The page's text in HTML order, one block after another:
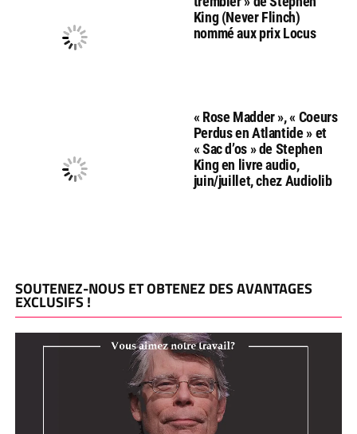
King (Never Flinch)
nommé aux prix Locus
« Rose Madder », « Coeurs
Perdus en Atlantide » et
« Sac d’os » de Stephen
King en livre audio,
juin/juillet, chez Audiolib
SOUTENEZ-NOUS ET OBTENEZ DES AVANTAGES
EXCLUSIFS !